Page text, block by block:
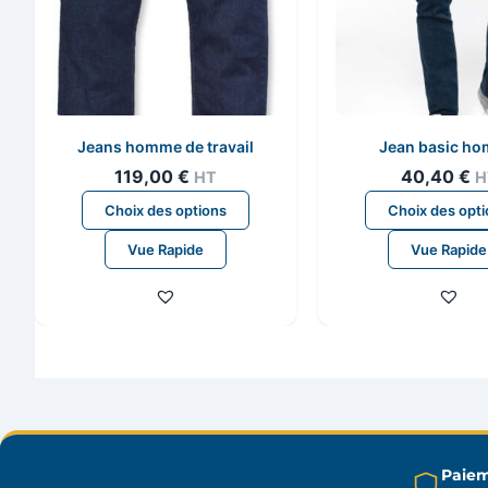
Jeans homme de travail
119,00 € HT
Choix des options
Ce
produit
Vue Rapide
Jean basic
40,40 €
Choix des
Vue Rapide